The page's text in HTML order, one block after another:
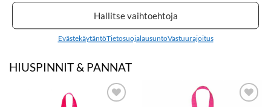
Hallitse vaihtoehtoja
EvästekäytäntöTietosuojalausuntoVastuurajoitus
Small
Black Silver
korvakorut, Dark
Brown
HIUSPINNIT & PANNAT